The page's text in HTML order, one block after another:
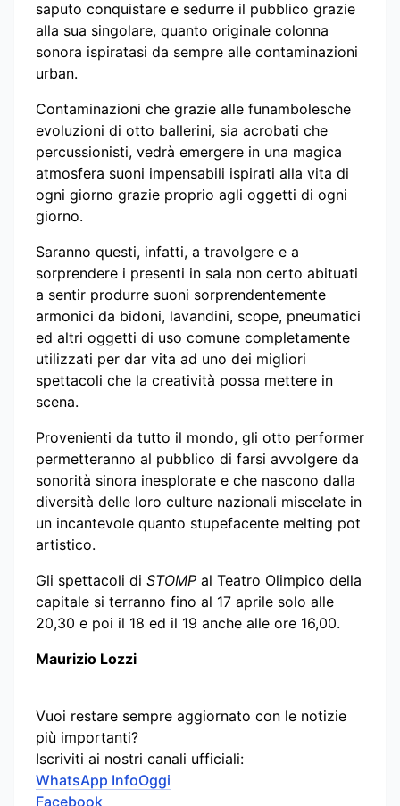
saputo conquistare e sedurre il pubblico grazie
alla sua singolare, quanto originale colonna
sonora ispiratasi da sempre alle contaminazioni
urban.
Contaminazioni che grazie alle funambolesche
evoluzioni di otto ballerini, sia acrobati che
percussionisti, vedrà emergere in una magica
atmosfera suoni impensabili ispirati alla vita di
ogni giorno grazie proprio agli oggetti di ogni
giorno.
Saranno questi, infatti, a travolgere e a
sorprendere i presenti in sala non certo abituati
a sentir produrre suoni sorprendentemente
armonici da bidoni, lavandini, scope, pneumatici
ed altri oggetti di uso comune completamente
utilizzati per dar vita ad uno dei migliori
spettacoli che la creatività possa mettere in
scena.
Provenienti da tutto il mondo, gli otto performer
permetteranno al pubblico di farsi avvolgere da
sonorità sinora inesplorate e che nascono dalla
diversità delle loro culture nazionali miscelate in
un incantevole quanto stupefacente melting pot
artistico.
Gli spettacoli di STOMP al Teatro Olimpico della
capitale si terranno fino al 17 aprile solo alle
20,30 e poi il 18 ed il 19 anche alle ore 16,00.
Maurizio Lozzi
Vuoi restare sempre aggiornato con le notizie
più importanti?
Iscriviti ai nostri canali ufficiali:
WhatsApp InfoOggi
Facebook